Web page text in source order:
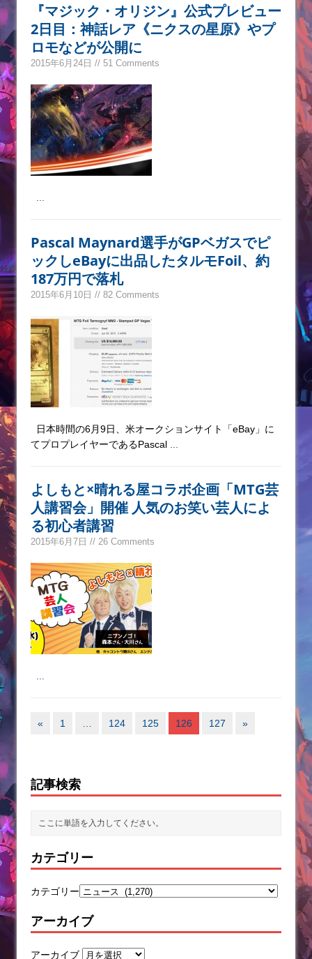
『マジック・オリジン』公式プレビュー
2日目：神話レア《ニクスの星原》やプ
ロモなどが公開に
2015年6月24日 // 51 Comments
Pascal Maynard選手がGPベガスでピ
ックしeBayに出品したタルモFoil、約
187万円で落札
2015年6月10日 // 82 Comments
日本時間の6月9日、米オークションサイト「eBay」に
てプロプレイヤーであるPascal
よしもと×晴れる屋コラボ企画「MTG芸
人講習会」開催 人気のお笑い芸人によ
る初心者講習
2015年6月7日 // 26 Comments
« 1 124 125 126 127 »
記事検索
カテゴリー
カテゴリー
アーカイブ
アーカイブ